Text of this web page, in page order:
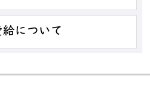
について